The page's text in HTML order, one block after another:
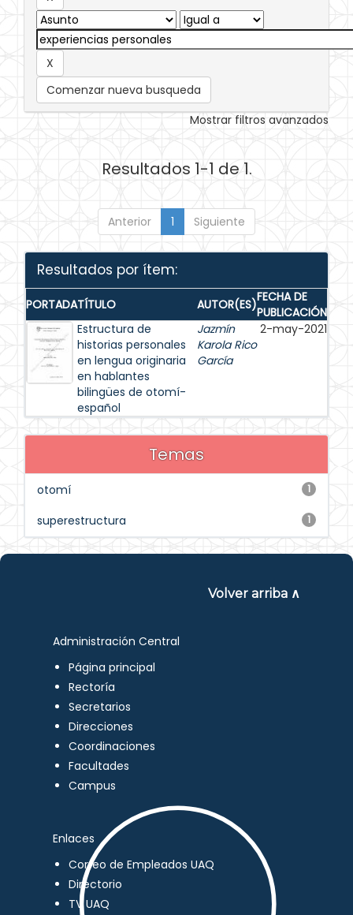
Comenzar nueva busqueda
Mostrar filtros avanzados
Resultados 1-1 de 1.
Anterior 1 Siguiente
Resultados por ítem:
PORTADATÍTULO AUTOR(ES)FECHA DE
PUBLICACIÓN
Estructura de
historias personales
en lengua originaria
en hablantes
bilingües de otomí-
español
Jazmín
Karola Rico
García
2-may-2021
Temas
1
otomí
1
superestructura
Volver arriba ∧
Administración Central
Página principal
Rectoría
Secretarios
Direcciones
Coordinaciones
Facultades
Campus
Enlaces
Correo de Empleados UAQ
Directorio
TV UAQ